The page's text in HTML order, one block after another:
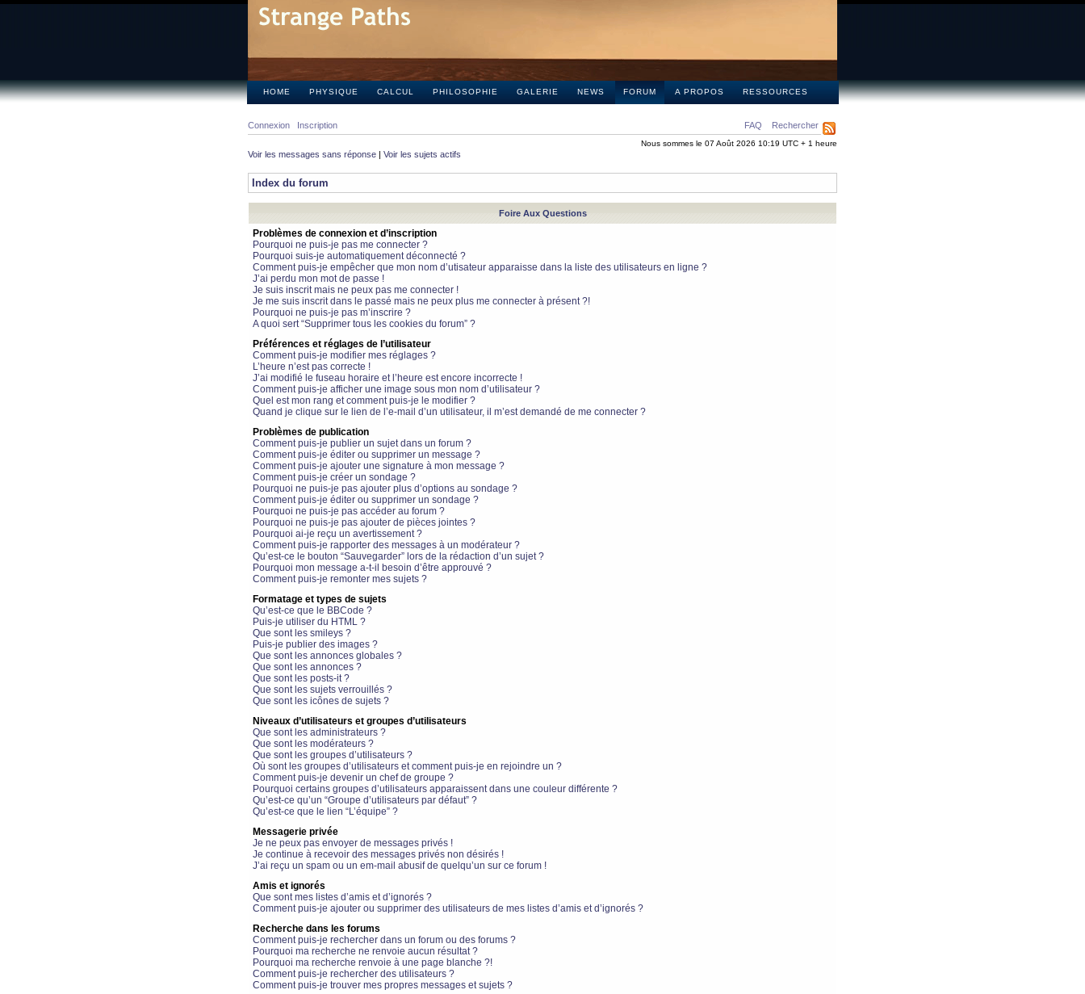
HOME PHYSIQUE CALCUL PHILOSOPHIE GALERIE NEWS FORUM A PROPOS RESSOURCES
FAQ Rechercher
Connexion Inscription
Nous sommes le 07 Août 2026 10:19 UTC + 1 heure
Voir les messages sans réponse | Voir les sujets actifs
Index du forum
Foire Aux Questions
Problèmes de connexion et d’inscription
Pourquoi ne puis-je pas me connecter ?
Pourquoi suis-je automatiquement déconnecté ?
Comment puis-je empêcher que mon nom d’utisateur apparaisse dans la liste des utilisateurs en ligne ?
J’ai perdu mon mot de passe !
Je suis inscrit mais ne peux pas me connecter !
Je me suis inscrit dans le passé mais ne peux plus me connecter à présent ?!
Pourquoi ne puis-je pas m’inscrire ?
A quoi sert “Supprimer tous les cookies du forum” ?
Préférences et réglages de l’utilisateur
Comment puis-je modifier mes réglages ?
L’heure n’est pas correcte !
J’ai modifié le fuseau horaire et l’heure est encore incorrecte !
Comment puis-je afficher une image sous mon nom d’utilisateur ?
Quel est mon rang et comment puis-je le modifier ?
Quand je clique sur le lien de l’e-mail d’un utilisateur, il m’est demandé de me connecter ?
Problèmes de publication
Comment puis-je publier un sujet dans un forum ?
Comment puis-je éditer ou supprimer un message ?
Comment puis-je ajouter une signature à mon message ?
Comment puis-je créer un sondage ?
Pourquoi ne puis-je pas ajouter plus d’options au sondage ?
Comment puis-je éditer ou supprimer un sondage ?
Pourquoi ne puis-je pas accéder au forum ?
Pourquoi ne puis-je pas ajouter de pièces jointes ?
Pourquoi ai-je reçu un avertissement ?
Comment puis-je rapporter des messages à un modérateur ?
Qu’est-ce le bouton “Sauvegarder” lors de la rédaction d’un sujet ?
Pourquoi mon message a-t-il besoin d’être approuvé ?
Comment puis-je remonter mes sujets ?
Formatage et types de sujets
Qu’est-ce que le BBCode ?
Puis-je utiliser du HTML ?
Que sont les smileys ?
Puis-je publier des images ?
Que sont les annonces globales ?
Que sont les annonces ?
Que sont les posts-it ?
Que sont les sujets verrouillés ?
Que sont les icônes de sujets ?
Niveaux d’utilisateurs et groupes d’utilisateurs
Que sont les administrateurs ?
Que sont les modérateurs ?
Que sont les groupes d’utilisateurs ?
Où sont les groupes d’utilisateurs et comment puis-je en rejoindre un ?
Comment puis-je devenir un chef de groupe ?
Pourquoi certains groupes d’utilisateurs apparaissent dans une couleur différente ?
Qu’est-ce qu’un “Groupe d’utilisateurs par défaut” ?
Qu’est-ce que le lien “L’équipe” ?
Messagerie privée
Je ne peux pas envoyer de messages privés !
Je continue à recevoir des messages privés non désirés !
J’ai reçu un spam ou un em-mail abusif de quelqu’un sur ce forum !
Amis et ignorés
Que sont mes listes d’amis et d’ignorés ?
Comment puis-je ajouter ou supprimer des utilisateurs de mes listes d’amis et d’ignorés ?
Recherche dans les forums
Comment puis-je rechercher dans un forum ou des forums ?
Pourquoi ma recherche ne renvoie aucun résultat ?
Pourquoi ma recherche renvoie à une page blanche ?!
Comment puis-je rechercher des utilisateurs ?
Comment puis-je trouver mes propres messages et sujets ?